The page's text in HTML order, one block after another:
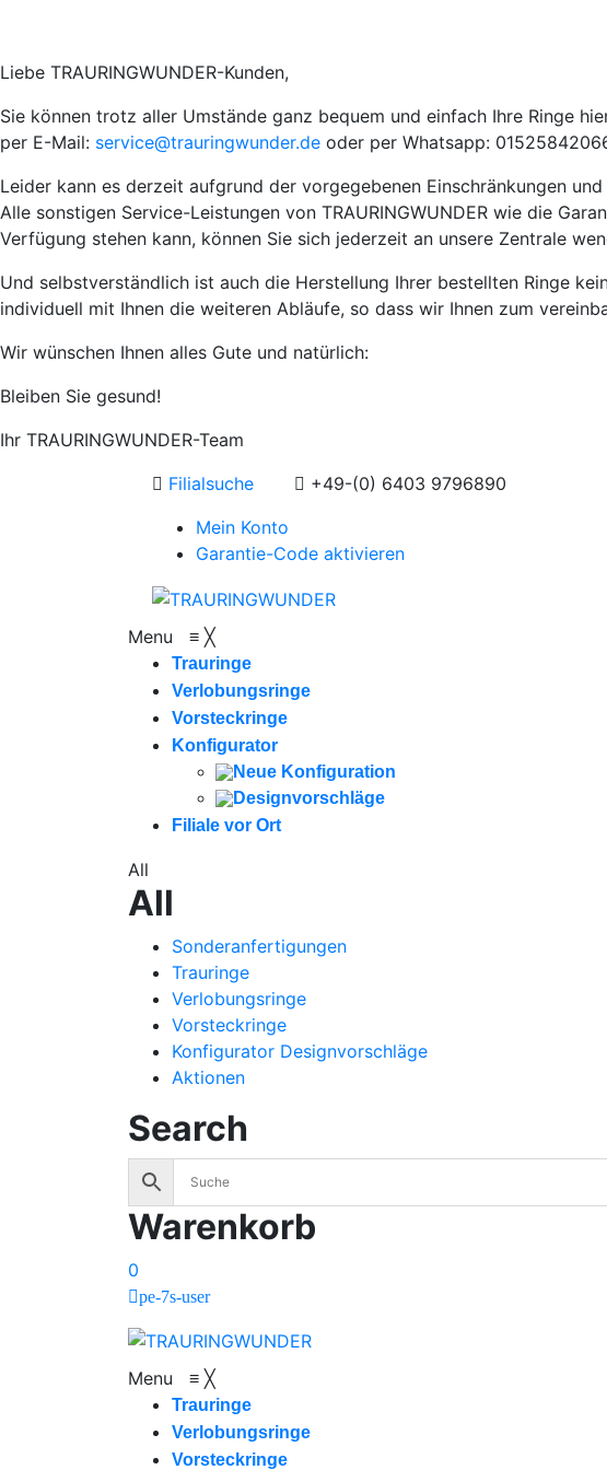
Liebe TRAURINGWUNDER-Kunden,
Sie können trotz aller Umstände ganz bequem und einfach Ihre Ringe
per E-Mail: service@trauringwunder.de oder per Whatsapp:
Leider kann es derzeit aufgrund der vorgegebenen Einschränkungen
Alle sonstigen Service-Leistungen von TRAURINGWUNDER wie die
Verfügung stehen kann, können Sie sich jederzeit an unsere Zentrale
Und selbstverständlich ist auch die Herstellung Ihrer bestellten Ringe
individuell mit Ihnen die weiteren Abläufe, so dass wir Ihnen zum
Wir wünschen Ihnen alles Gute und natürlich:
Bleiben Sie gesund!
Ihr TRAURINGWUNDER-Team
Filialsuche
+49-(0) 6403 9796890
Mein Konto
Garantie-Code aktivieren
Menu ≡ ╳
Trauringe
Verlobungsringe
Vorsteckringe
Konfigurator
Neue Konfiguration
Designvorschläge
Filiale vor Ort
All
All
Sonderanfertigungen
Trauringe
Verlobungsringe
Vorsteckringe
Konfigurator Designvorschläge
Aktionen
Search
Warenkorb
0
pe-7s-user
Menu ≡ ╳
Trauringe
Verlobungsringe
Vorsteckringe